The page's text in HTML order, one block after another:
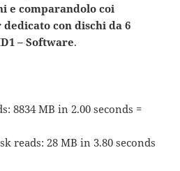
e comparandolo coi
con dischi da 6
– Software.
8834 MB in 2.00 seconds =
reads: 28 MB in 3.80 seconds